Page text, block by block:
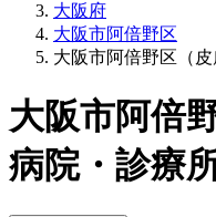
大阪府
大阪市阿倍野区
大阪市阿倍野区（
大阪市阿倍
病院・診療